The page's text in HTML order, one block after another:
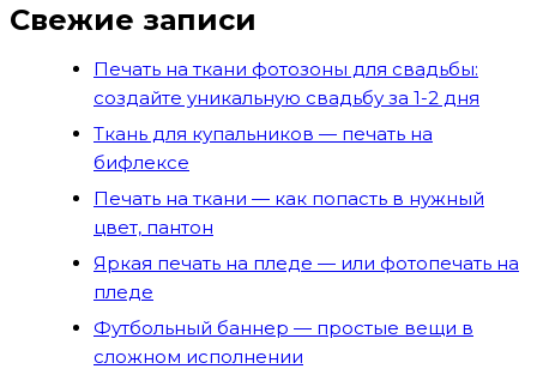
Свежие записи
Печать на ткани фотозоны для свадьбы:
создайте уникальную свадьбу за 1-2 дня
Ткань для купальников — печать на
бифлексе
Печать на ткани — как попасть в нужный
цвет, пантон
Яркая печать на пледе — или фотопечать на
пледе
Футбольный баннер — простые вещи в
сложном исполнении